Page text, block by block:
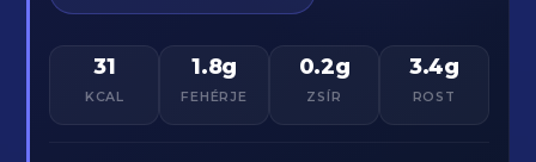
31
KCAL
1.8g
FEHÉRJE
0.2g
ZSÍR
3.4g
ROST